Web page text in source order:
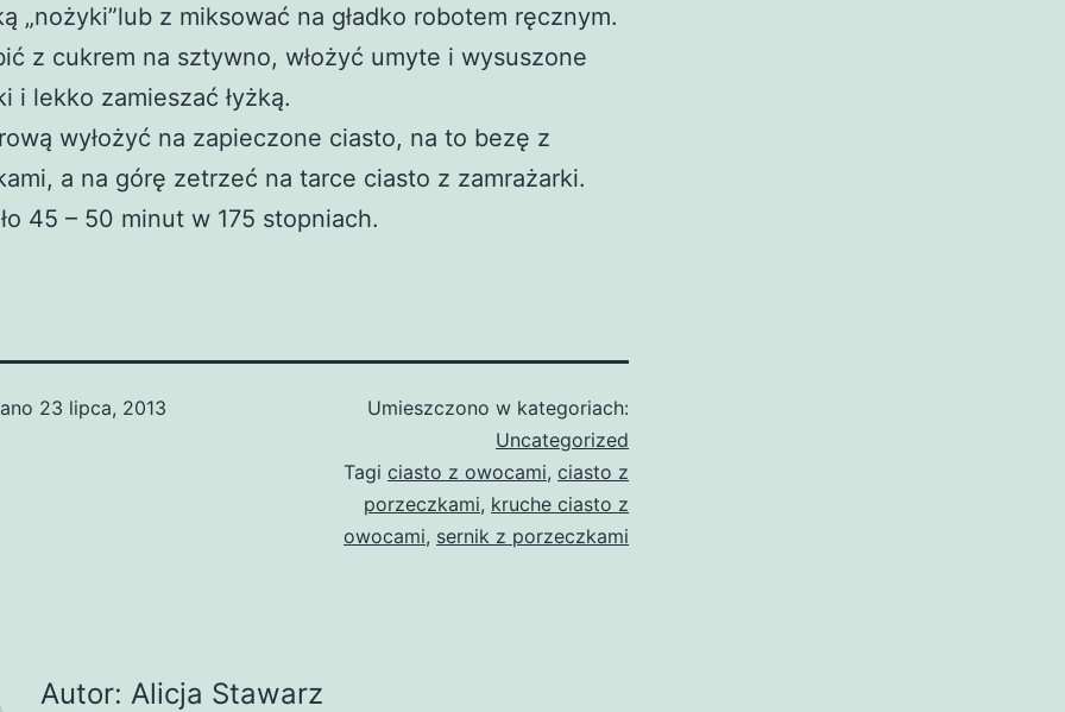
„nożyki”lub z miksować na gładko robotem ręcznym.
z cukrem na sztywno, włożyć umyte i wysuszone
i lekko zamieszać łyżką.
wyłożyć na zapieczone ciasto, na to bezę z
a na górę zetrzeć na tarce ciasto z zamrażarki.
45 – 50 minut w 175 stopniach.
23 lipca, 2013
Umieszczono w kategoriach:
Uncategorized
Tagi ciasto z owocami, ciasto z
porzeczkami, kruche ciasto z
owocami, sernik z porzeczkami
Autor: Alicja Stawarz